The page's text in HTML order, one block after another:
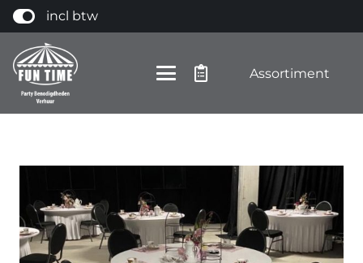
incl btw
Assortiment